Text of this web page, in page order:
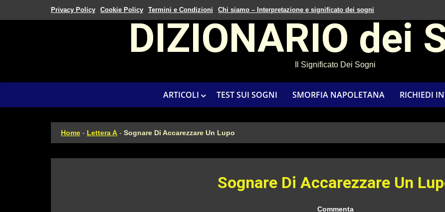
Privacy Policy Cookie Policy Termini e Condizioni Chi siamo – Interpretazione e significato dei sogni
DIZIONARIO dei
Il Significato Dei Sogni
ARTICOLI TEST SUI SOGNI SMORFIA NAPOLETANA RICHIEDI
Home - Lettera A - Sognare Di Accarezzare Un Lupo
Sognare Di Accarezzare Un
Commenta